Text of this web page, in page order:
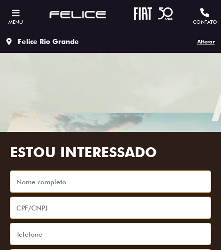
MENU CONTATO
Felice Rio Grande Alterar
ESTOU INTERESSADO